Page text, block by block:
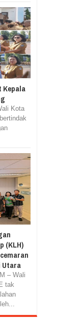
Kepala
Kota
(KLH)
Utara
– Wali
tak